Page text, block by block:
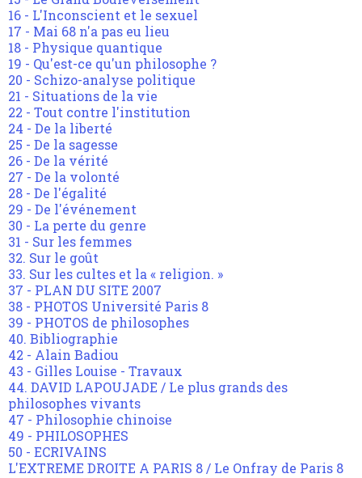
16 - L'Inconscient et le sexuel
17 - Mai 68 n'a pas eu lieu
18 - Physique quantique
19 - Qu'est-ce qu'un philosophe ?
20 - Schizo-analyse politique
21 - Situations de la vie
22 - Tout contre l'institution
24 - De la liberté
25 - De la sagesse
26 - De la vérité
27 - De la volonté
28 - De l'égalité
29 - De l'événement
30 - La perte du genre
31 - Sur les femmes
32. Sur le goût
33. Sur les cultes et la « religion. »
37 - PLAN DU SITE 2007
38 - PHOTOS Université Paris 8
39 - PHOTOS de philosophes
40. Bibliographie
42 - Alain Badiou
43 - Gilles Louise - Travaux
44. DAVID LAPOUJADE / Le plus grands des
philosophes vivants
47 - Philosophie chinoise
49 - PHILOSOPHES
50 - ECRIVAINS
L'EXTREME DROITE A PARIS 8 / Le Onfray de Paris 8